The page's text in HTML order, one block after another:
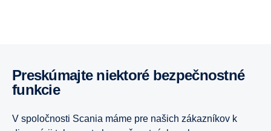
Preskúmajte niektoré bezpečnostné
funkcie
V spoločnosti Scania máme pre našich zákazníkov k